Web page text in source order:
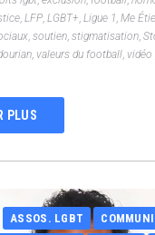
, LFP, LGBT+, Ligue 1, Me
, soutien, stigmatisation,
, valeurs du football, vidéo
PLUS
ASSOS. LGBT